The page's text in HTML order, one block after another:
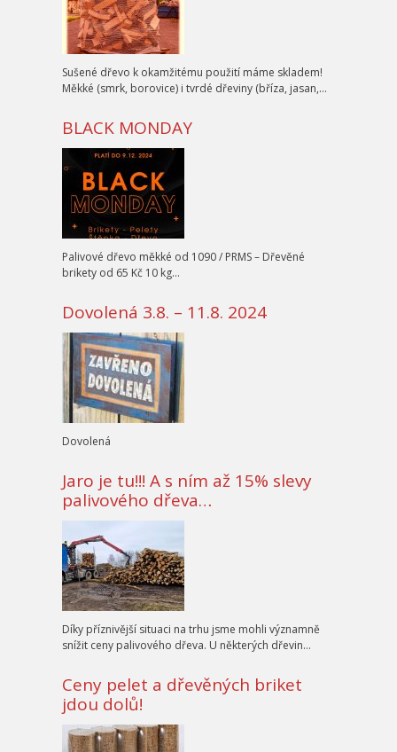
Sušené dřevo k okamžitému použití máme skladem!
Měkké (smrk, borovice) i tvrdé dřeviny (bříza, jasan,…
BLACK MONDAY
Palivové dřevo měkké od 1090 / PRMS – Dřevěné
brikety od 65 Kč 10 kg…
Dovolená 3.8. – 11.8. 2024
Dovolená
Jaro je tu!!! A s ním až 15% slevy
palivového dřeva…
Díky příznivější situaci na trhu jsme mohli významně
snížit ceny palivového dřeva. U některých dřevin…
Ceny pelet a dřevěných briket
jdou dolů!